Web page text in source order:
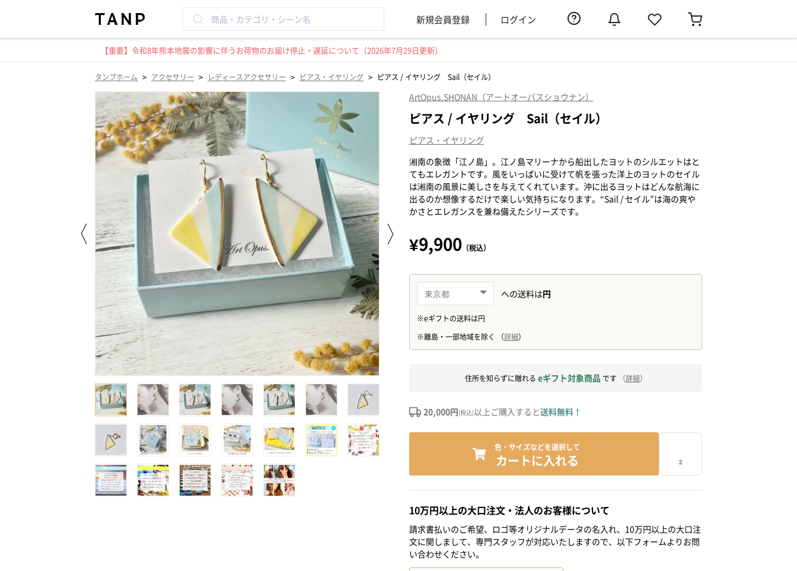
新規会員登録 ログイン
【重要】令和8年熊本地震の影響に伴うお荷物のお届け停止・遅延について（2026年7月29日更新）
タンプホーム > アクセサリー > レディースアクセサリー > ピアス・イヤリング > ピアス / イヤリング Sail（セイル）
ArtOpus.SHONAN（アートオーパスショウナン）
ピアス / イヤリング Sail（セイル）
ピアス・イヤリング
湘南の象徴「江ノ島」。江ノ島マリーナから船出したヨットのシルエットはと
てもエレガントです。風をいっぱいに受けて帆を張った洋上のヨットのセイル
は湘南の風景に美しさを与えてくれています。沖に出るヨットはどんな航海に
出るのか想像するだけで楽しい気持ちになります。“Sail / セイル”は海の爽や
かさとエレガンスを兼ね備えたシリーズです。
¥9,900 （税込）
住所を知らずに贈れる eギフト対象商品 です （詳細）
20,000円(税込)以上ご購入すると送料無料！
色・サイズなどを選択して
カートに入れる
10万円以上の大口注文・法人のお客様について
請求書払いのご希望、ロゴ等オリジナルデータの名入れ、10万円以上の大口注
文に関しまして、専門スタッフが対応いたしますので、以下フォームよりお問
い合わせください。